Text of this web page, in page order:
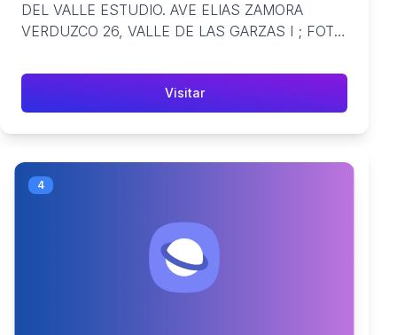
DEL VALLE ESTUDIO. AVE ELIAS ZAMORA
VERDUZCO 26, VALLE DE LAS GARZAS I ; FOTO
Visitar
4